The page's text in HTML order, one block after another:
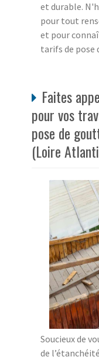
et durable.
pour tout
et pour
tarifs de pose
Faites
pour vos
pose de
(Loire
Soucieux de
de